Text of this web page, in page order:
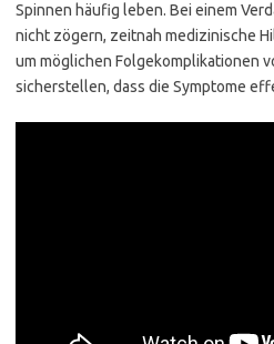
Spinnen häufig leben. Bei einem
nicht zögern, zeitnah medizinische
um möglichen Folgekomplikationen
sicherstellen, dass die Symptome